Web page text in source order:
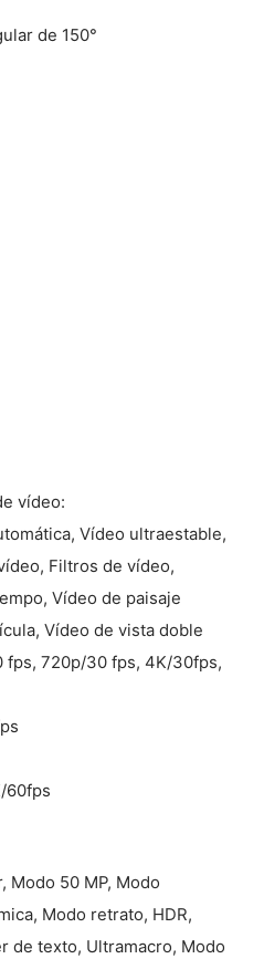
de 150°
vídeo:
Vídeo ultraestable,
Filtros de vídeo,
Vídeo de paisaje
Vídeo de vista doble
fps, 720p/30 fps, 4K/30fps,
60fps
Modo 50 MP, Modo
Modo retrato, HDR,
de texto, Ultramacro, Modo